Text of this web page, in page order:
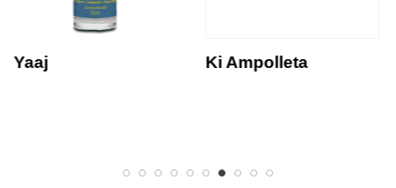
Yaaj Ki Ampolleta